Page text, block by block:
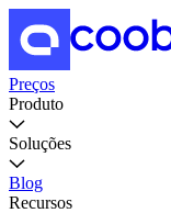
Preços
Produto
Soluções
Blog
Recursos